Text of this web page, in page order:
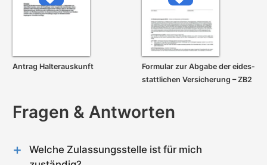
Antrag Halterauskunft
Formular zur Abgabe der eides­
stattlichen Versicherung – ZB2
Fragen & Antworten
Welche Zulassungsstelle ist für mich